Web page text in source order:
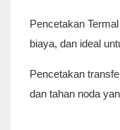
Pencetakan
biaya, dan ideal
Pencetakan
dan tahan noda